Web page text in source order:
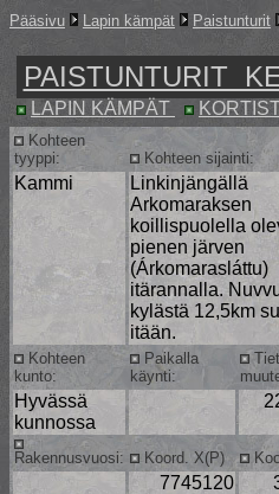
Pääsivu Lapin kämpät Paistunturit
PAISTUNTURIT
LAPIN KÄMPÄT
Kohteen
tyyppi:
Kohteen sijainti:
Kammi
Linkinjängällä
Arkomaraksen
koillispuolella
pienen järven
(Árkomarasláttu)
itärannalla.
kylästä 12,5km
itään.
Kohteen
kunto:
Paikalla
käynti:
Hyvässä
kunnossa
Rakennusvuosi: Koord. X(P)
7745120